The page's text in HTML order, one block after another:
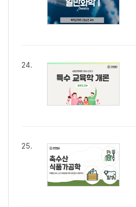
24.
25.